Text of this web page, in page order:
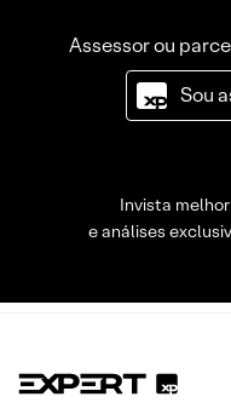
Assessor ou
Sou
Invista
e análises